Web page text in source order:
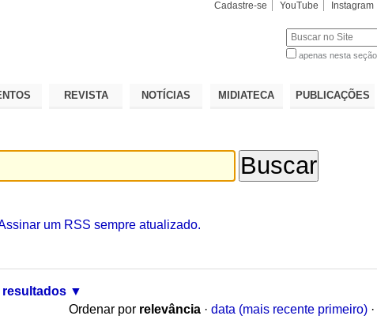
Cadastre-se YouTube Instagram
apenas nesta seção
REVISTA NOTÍCIAS MIDIATECA PUBLICAÇÕES
um RSS sempre atualizado.
resultados
Ordenar por relevância · data (mais recente primeiro) ·